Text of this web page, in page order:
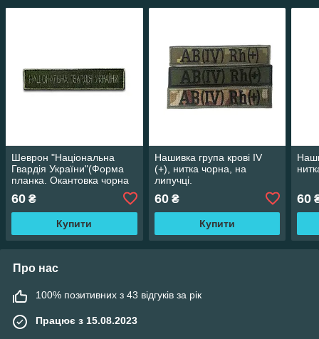
Шеврон "Національна
Гвардія України"(Форма
планка. Окантовка чорна
60 ₴
Купити
Нашивка група крові IV
(+), нитка чорна, на
липучці.
60₴
Купити
60
Про нас
100% позитивних з 43 відгуків за рік
Працює з 15.08.2023